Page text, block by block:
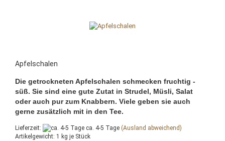
Apfelschalen
Die getrockneten Apfelschalen schmecken fruchtig -
süß. Sie sind eine gute Zutat in Strudel, Müsli, Salat
oder auch pur zum Knabbern. Viele geben sie auch
gerne zusätzlich mit in den Tee.
Lieferzeit: ca. 4-5 Tage (Ausland abweichend)
Artikelgewicht: 1 kg je Stück